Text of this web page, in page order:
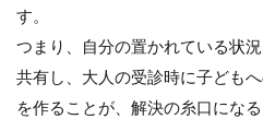
す。
つまり、自分の置かれている状
共有し、大人の受診時に子ども
を作ることが、解決の糸口になる